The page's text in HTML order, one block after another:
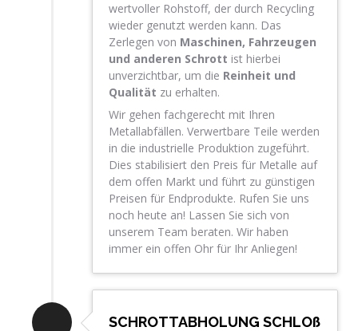
wertvoller Rohstoff, der durch Recycling
wieder genutzt werden kann. Das
Zerlegen von Maschinen, Fahrzeugen
und anderen Schrott ist hierbei
unverzichtbar, um die Reinheit und
Qualität zu erhalten.
Wir gehen fachgerecht mit Ihren
Metallabfällen. Verwertbare Teile werden
in die industrielle Produktion zugeführt.
Dies stabilisiert den Preis für Metalle auf
dem offen Markt und führt zu günstigen
Preisen für Endprodukte. Rufen Sie uns
noch heute an! Lassen Sie sich von
unserem Team beraten. Wir haben
immer ein offen Ohr für Ihr Anliegen!
SCHROTTABHOLUNG SCHLOß